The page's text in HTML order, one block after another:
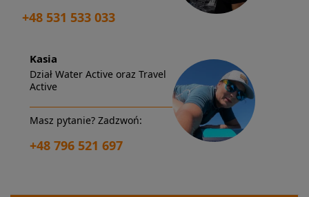
+48 531 533 033
Kasia
Dział Water Active oraz Travel
Active
Masz pytanie? Zadzwoń:
+48 796 521 697